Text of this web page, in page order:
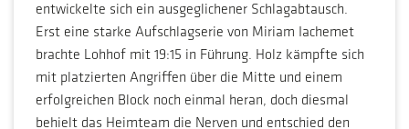
entwickelte sich ein ausgeglichener Schlagabtausch.
Erst eine starke Aufschlagserie von Miriam Iachemet
brachte Lohhof mit 19:15 in Führung. Holz kämpfte sich
mit platzierten Angriffen über die Mitte und einem
erfolgreichen Block noch einmal heran, doch diesmal
behielt das Heimteam die Nerven und entschied den